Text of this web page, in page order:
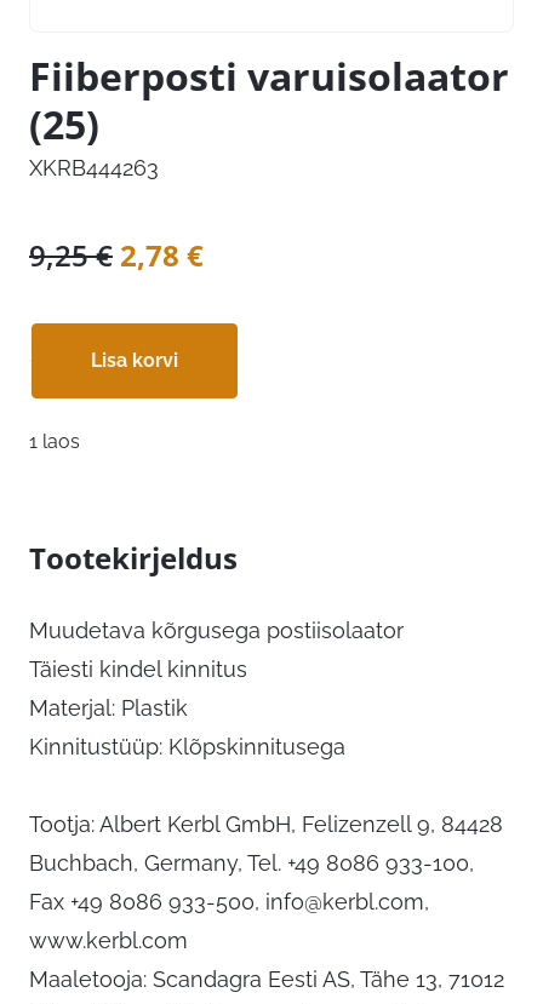
Fiiberposti varuisolaator
(25)
XKRB444263
9,25€ Algne
oli:
9,25 €.
2,78 €Praegune
on:
Lisa korvi
1 laos
Tootekirjeldus
Muudetava kõrgusega postiisolaator
Täiesti kindel kinnitus
Materjal: Plastik
Kinnitustüüp: Klõpskinnitusega
Tootja: Albert Kerbl GmbH, Felizenzell 9, 84428
Buchbach, Germany, Tel. +49 8086 933-100,
Fax +49 8086 933-500, info@kerbl.com,
www.kerbl.com
Maaletooja: Scandagra Eesti AS, Tähe 13, 71012